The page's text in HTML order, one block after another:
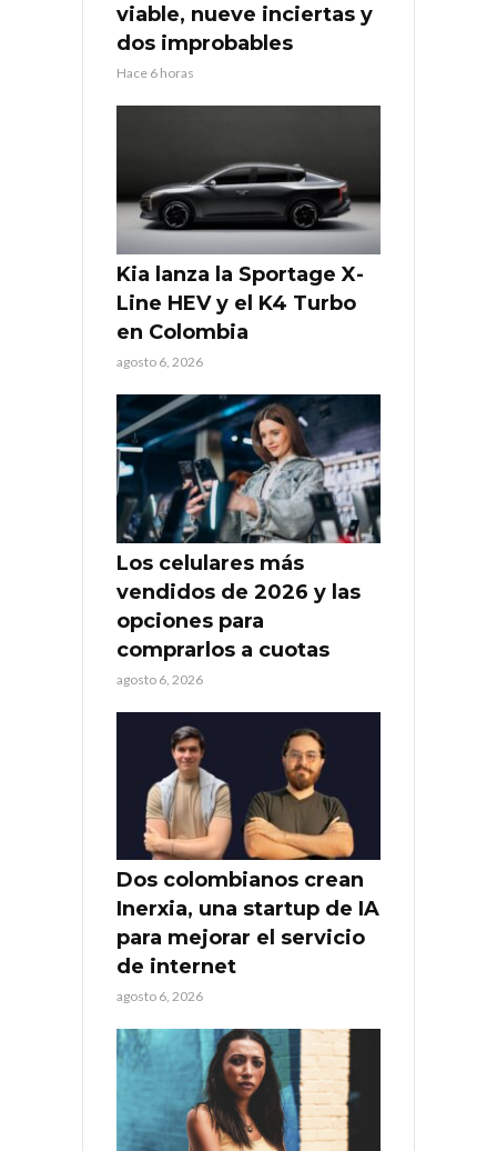
viable, nueve inciertas y
dos improbables
Hace 6 horas
Kia lanza la Sportage X-
Line HEV y el K4 Turbo
en Colombia
agosto 6, 2026
Los celulares más
vendidos de 2026 y las
opciones para
comprarlos a cuotas
agosto 6, 2026
Dos colombianos crean
Inerxia, una startup de IA
para mejorar el servicio
de internet
agosto 6, 2026